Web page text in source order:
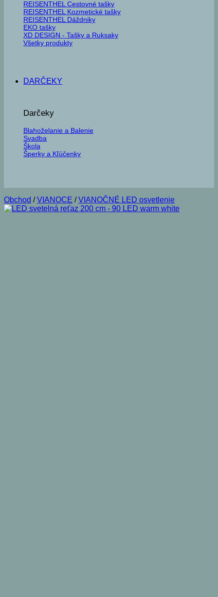
REISENTHEL Cestovné tašky
REISENTHEL Kozmetické tašky
REISENTHEL Dáždniky
EKO tašky
XD DESIGN - Tašky a Ruksaky
Všetky produkty
DARČEKY
Darčeky
Blahoželanie a Balenie
Svadba
Škola
Šperky a Kľúčenky
Obchod / VIANOCE / VIANOČNÉ LED osvetlenie